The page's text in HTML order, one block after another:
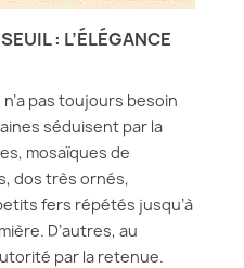
: L’ÉLÉGANCE
pas toujours besoin
séduisent par la
mosaïques de
dos très ornés,
fers répétés jusqu’à
D’autres, au
par la retenue.